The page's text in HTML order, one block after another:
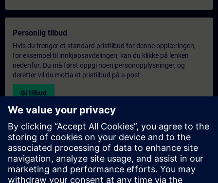
Personlig tilbud
Hvis du trenger et standard pristilbud for denne opplæringen,
for eksempel til innkjøpsavdelingen, kan du klikke på lenken
nedenfor. Du må først oppgi noen personopplysninger, og
deretter vil du motta et pristilbud på e-post.
Gi tilbud
Forespørsel om eksklusiv opplæring
Fyll ut skjemaet nedenfor hvis du ønsker et tilbud på et
eksklusivt kurs, enten på stedet, virtuelt eller på vårt SITRAIN-
kurssenter. Denne typen forespørsel passer for større grupper (6
personer eller flere). Etter at du har oppgitt kontaktinformasjon